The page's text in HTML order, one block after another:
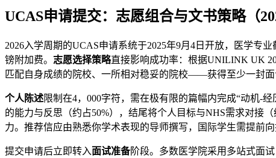
UCAS申请提交： 志愿组合与文书策略（
2026入学周期的UCAS申请系统于2025年9月4日开放，医学专
镑附加费。 志愿选择策略直接影响成功率：根据UNILINK UK
匹配自身成绩的院校、一所相对稳妥的院校——获得至少一封面
个人陈述限制在4，000字符，需在极有限的篇幅内完成“动机-
的能力与反思（约占50%），结尾将个人目标与NHS需求对接
力。推荐信应由熟悉你学术表现的导师撰写，国际学生需提前
提交申请后立即转入面试准备阶段。多数医学院采用多站式面